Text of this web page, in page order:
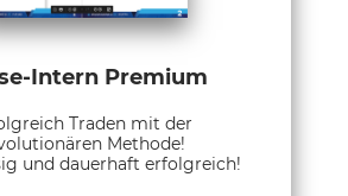
Intern Premium
Traden mit der
Methode!
und dauerhaft erfolgreich!